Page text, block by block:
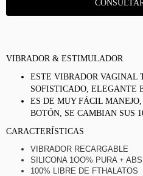
VIBRADOR & ESTIMULADOR
ESTE VIBRADOR VAGINAL
SOFISTICADO, ELEGANTE
ES DE MUY FÁCIL
BOTÓN, SE CAMBIAN SUS
CARACTERÍSTICAS
VIBRADOR RECARGABLE
SILICONA 1OO% PURA + ABS
100% LIBRE DE FTHALATOS